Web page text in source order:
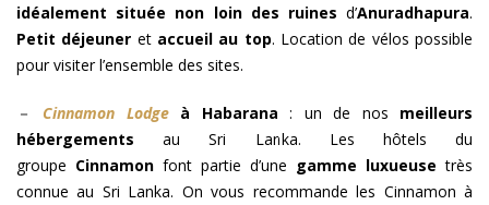
idéalement située non loin des ruines d’Anuradhapura.
Petit déjeuner etaccueil au top. Location de vélos possible
pour visiter l’ensemble des sites.
－ Cinnamon Lodgeà Habarana : un de nos meilleurs
hébergements au Sri Lanka. Les hôtels du
groupe Cinnamon font partie d’une gamme luxueuse très
connue au Sri Lanka. On vous recommande les Cinnamon à